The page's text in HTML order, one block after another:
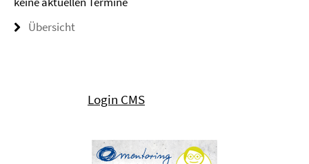
Übersicht
Login CMS